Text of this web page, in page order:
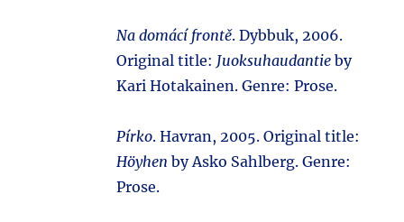
Na domácí frontě. Dybbuk, 2006.
Original title: Juoksuhaudantie by
Kari Hotakainen. Genre: Prose.
Pírko. Havran, 2005. Original title:
Höyhen by Asko Sahlberg. Genre:
Prose.